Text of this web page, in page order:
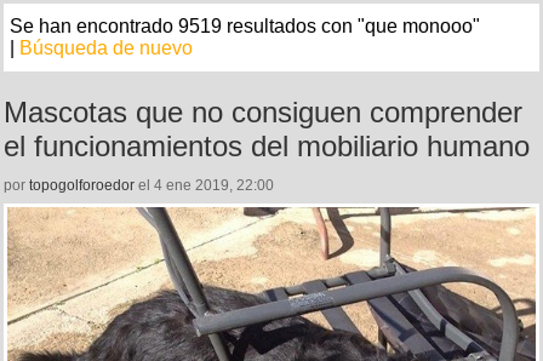
Se han encontrado 9519 resultados con "que monooo"
Búsqueda de nuevo
Mascotas que no consiguen comprender
el funcionamientos del mobiliario humano
por topogolforoedor el 4 ene 2019, 22:00